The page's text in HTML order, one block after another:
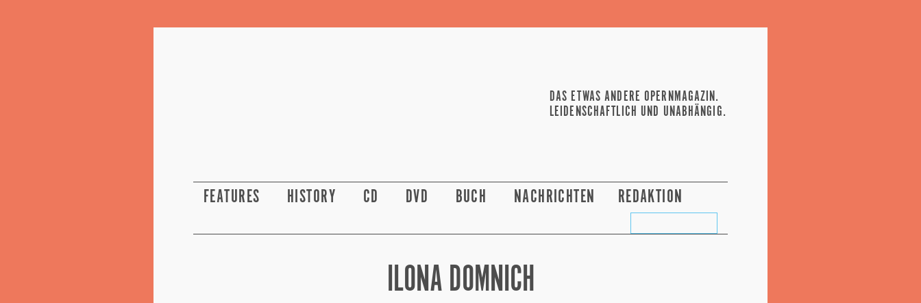
DAS ETWAS ANDERE OPERNMAGAZIN.
LEIDENSCHAFTLICH UND UNABHÄNGIG.
FEATURES HISTORY CD DVD BUCH NACHRICHTEN REDAKTION
ILONA DOMNICH